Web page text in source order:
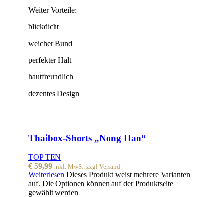
Weiter Vorteile:
blickdicht
weicher Bund
perfekter Halt
hautfreundlich
dezentes Design
Thaibox-Shorts „Nong Han“
TOP TEN
€ 59,99 inkl. MwSt. zzgl Versand
Weiterlesen Dieses Produkt weist mehrere Varianten
auf. Die Optionen können auf der Produktseite
gewählt werden